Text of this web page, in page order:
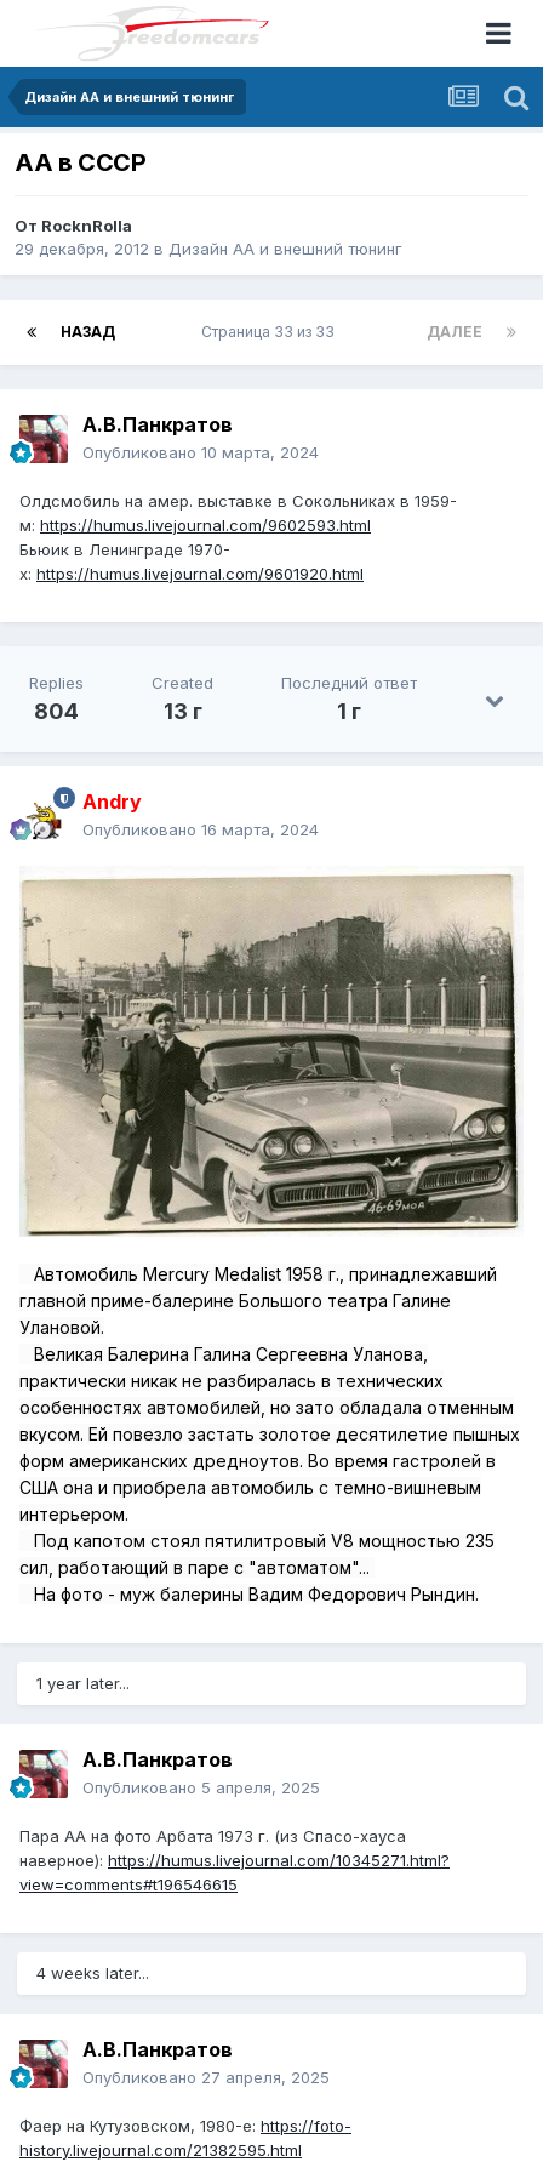
Дизайн АА и внешний тюнинг
АА в СССР
От RocknRolla
29 декабря, 2012 в Дизайн АА и внешний тюнинг
НАЗАД ДАЛЕЕ
Страница 33 из 33
А.В.Панкратов
Опубликовано 10 марта, 2024
Олдсмобиль на амер. выставке в Сокольниках в 1959-
м: https://humus.livejournal.com/9602593.html
Бьюик в Ленинграде 1970-
х: https://humus.livejournal.com/9601920.html
Replies
804
Created
13 г
Последний ответ
1 г
Andry
Опубликовано 16 марта, 2024
Автомобиль Mercury Medalist 1958 г., принадлежавший
главной приме-балерине Большого театра Галине
Улановой.
Великая Балерина Галина Сергеевна Уланова,
практически никак не разбиралась в технических
особенностях автомобилей, но зато обладала отменным
вкусом. Ей повезло застать золотое десятилетие пышных
форм американских дредноутов. Во время гастролей в
США она и приобрела автомобиль с темно-вишневым
интерьером.
Под капотом стоял пятилитровый V8 мощностью 235
сил, работающий в паре с "автоматом"...
На фото - муж балерины Вадим Федорович Рындин.
1 year later...
А.В.Панкратов
Опубликовано 5 апреля, 2025
Пара АА на фото Арбата 1973 г. (из Спасо-хауса
наверное): https://humus.livejournal.com/10345271.html?
view=comments#t196546615
4 weeks later...
А.В.Панкратов
Опубликовано 27 апреля, 2025
Фаер на Кутузовском, 1980-е: https://foto-
history.livejournal.com/21382595.html